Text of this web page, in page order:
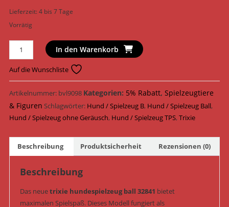
Lieferzeit:4 bis 7 Tage
Vorrätig
Sporting
Ball
TPS
schwimmfähig
&
geräuschlos
8
In den Warenkorb
Auf die Wunschliste
Artikelnummer: bvl9098 Kategorien: 5% Rabatt, Spielzeugtiere
& Figuren Schlagwörter: Hund / Spielzeug B, Hund / Spielzeug Ball,
Hund / Spielzeug ohne Geräusch, Hund / Spielzeug TPS,Trixie
Beschreibung Produktsicherheit Rezensionen (0)
Beschreibung
Das neuetrixie hundespielzeug ball 32841 bietet
maximalen Spielspaß. Dieses Modell fungiert als